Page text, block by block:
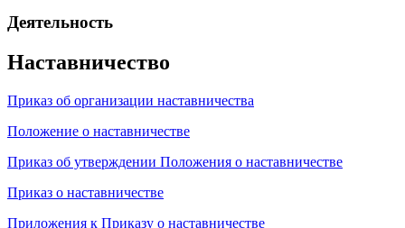
Деятельность
Наставничество
Приказ об организации наставничества
Положение о наставничестве
Приказ об утверждении Положения о наставничестве
Приказ о наставничестве
Приложения к Приказу о наставничестве